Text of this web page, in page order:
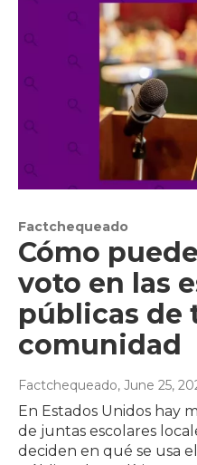
Factchequeado
Cómo
voto en las
públicas de
comunidad
Factchequeado, June 25,
En Estados Unidos hay
de juntas escolares
deciden en qué se usa